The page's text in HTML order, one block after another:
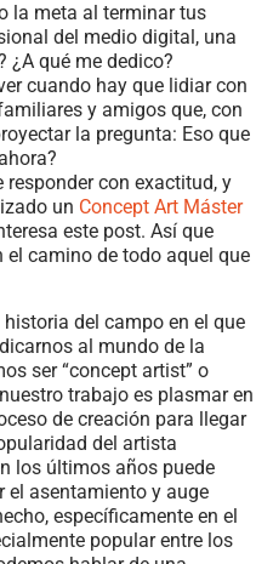
la meta al terminar tus
del medio digital, una
¿A qué me dedico?
cuando hay que lidiar con
y amigos que, con
la pregunta: Eso que
con exactitud, y
un Concept Art Máster
este post. Así que
camino de todo aquel que
del campo en el que
al mundo de la
ser “concept artist” o
trabajo es plasmar en
de creación para llegar
del artista
los últimos años puede
el asentamiento y auge
específicamente en el
popular entre los